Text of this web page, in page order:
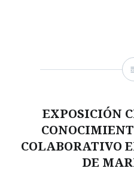
EXPOSICIÓN
COLABORATIVO
DE